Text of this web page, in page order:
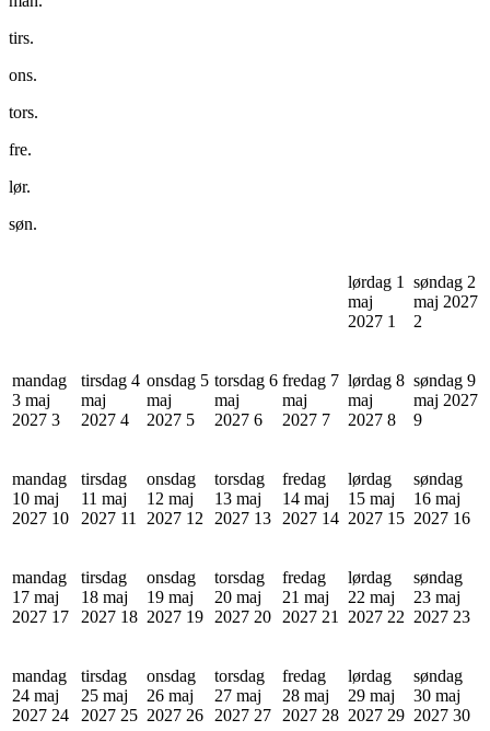
tirs.
ons.
tors.
fre.
lør.
søn.
lørdag 1
maj
2027 1
søndag 2
maj 2027
2
mandag
3 maj
2027 3
tirsdag 4
maj
2027 4
onsdag 5
maj
2027 5
torsdag 6
maj
2027 6
fredag 7
maj
2027 7
lørdag 8
maj
2027 8
søndag 9
maj 2027
9
mandag
10 maj
2027 10
tirsdag
11 maj
2027 11
onsdag
12 maj
2027 12
torsdag
13 maj
2027 13
fredag
14 maj
2027 14
lørdag
15 maj
2027 15
søndag
16 maj
2027 16
mandag
17 maj
2027 17
tirsdag
18 maj
2027 18
onsdag
19 maj
2027 19
torsdag
20 maj
2027 20
fredag
21 maj
2027 21
lørdag
22 maj
2027 22
søndag
23 maj
2027 23
mandag
24 maj
2027 24
tirsdag
25 maj
2027 25
onsdag
26 maj
2027 26
torsdag
27 maj
2027 27
fredag
28 maj
2027 28
lørdag
29 maj
2027 29
søndag
30 maj
2027 30